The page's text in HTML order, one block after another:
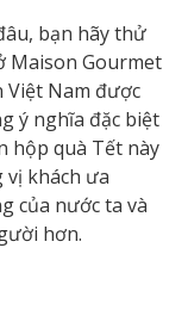
bạn hãy thử
Maison Gourmet
Việt Nam được
ý nghĩa đặc biệt
hộp quà Tết này
vị khách ưa
của nước ta và
hơn.